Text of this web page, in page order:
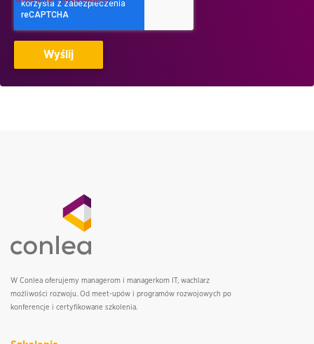
W Conlea oferujemy managerom i managerkom IT, wachlarz
możliwości rozwoju. Od meet-upów i programów rozwojowych po
konferencje i certyfikowane szkolenia.